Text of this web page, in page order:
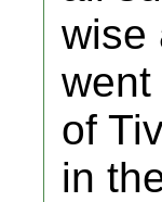
wise
of
in